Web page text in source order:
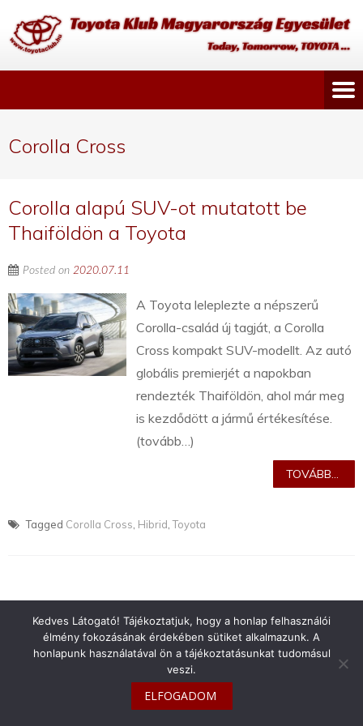
Corolla Cross
Corolla alapú SUV-ot mutatott be
Thaiföldön a Toyota
Posted on 2020.07.11
A Toyota leleplezte a népszerű
Corolla-család új tagját, a Corolla
Cross kompakt SUV-modellt. Az autó
globális premierjét a napokban
rendezték Thaiföldön, ahol már meg
is kezdődött a jármű értékesítése.
(tovább…)
TOVÁBB...
Tagged Corolla Cross Hibrid ,Toyota
info@toyotaclub.hu
Copyright © 2026Toyota Klub Magyarország
Kedves Látogató! Tájékoztatjuk, hogy a honlap felhasználói
élmény fokozásának érdekében sütiket alkalmazunk. A
honlapunk használatával ön a tájékoztatásunkat tudomásul
veszi.
ELFOGADOM